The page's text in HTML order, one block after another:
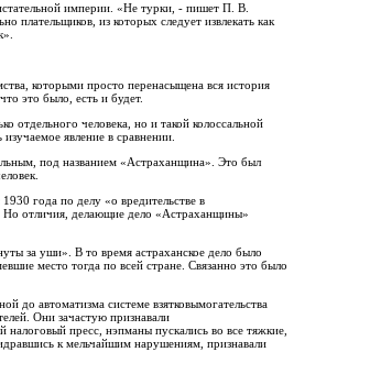
империи. «Не турки, - пишет П. В.
из которых следует извлекать как
которыми просто перенасыщена вся история
это было, есть и будет.
отдельного человека, но и такой колоссальной
явление в сравнении.
под названием «Астраханщина». Это был
года по делу «о вредительстве в
Но отличия, делающие дело «Астраханщины»
за уши». В то время астраханское дело было
место тогда по всей стране. Связанно это было
до автоматизма системе взятковымогательства
Они зачастую признавали
пресс, нэпманы пускались во все тяжкие,
к мельчайшим нарушениям, признавали